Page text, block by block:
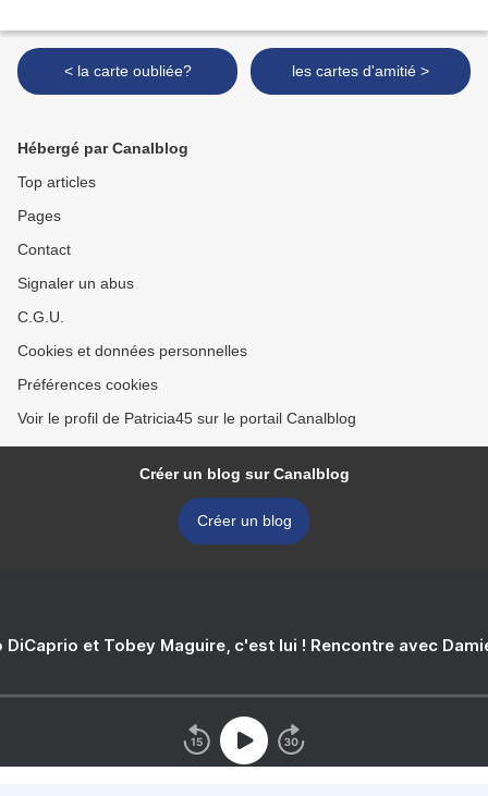
< la carte oubliée? les cartes d'amitié >
Hébergé par Canalblog
Top articles
Pages
Contact
Signaler un abus
C.G.U.
Cookies et données personnelles
Préférences cookies
Voir le profil de Patricia45 sur le portail Canalblog
Créer un blog sur Canalblog
Créer un blog
DiCaprio et Tobey Maguire, c'est lui ! Rencontre avec